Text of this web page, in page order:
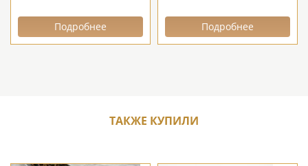
Подробнее Подробнее
ТАКЖЕ КУПИЛИ